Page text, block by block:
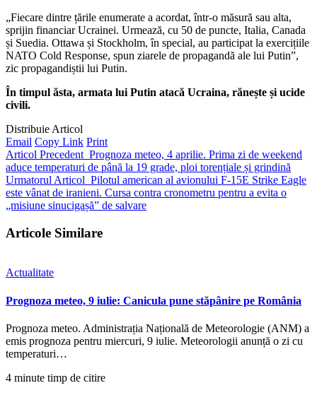
„Fiecare dintre țările enumerate a acordat, într-o măsură sau alta,
sprijin financiar Ucrainei. Urmează, cu 50 de puncte, Italia, Canada
și Suedia. Ottawa și Stockholm, în special, au participat la exercițiile
NATO Cold Response, spun ziarele de propagandă ale lui Putin”,
zic propagandiștii lui Putin.
În timpul ăsta, armata lui Putin atacă Ucraina, rănește și ucide
civili.
Distribuie Articol
Email Copy Link Print
Articol Precedent Prognoza meteo, 4 aprilie. Prima zi de weekend
aduce temperaturi de până la 19 grade, ploi torențiale și grindină
Urmatorul Articol Pilotul american al avionului F-15E Strike Eagle
este vânat de iranieni. Cursa contra cronometru pentru a evita o
„misiune sinucigașă” de salvare
Articole Similare
Actualitate
Prognoza meteo, 9 iulie: Canicula pune stăpânire pe România
Prognoza meteo. Administrația Națională de Meteorologie (ANM) a
emis prognoza pentru miercuri, 9 iulie. Meteorologii anunță o zi cu
temperaturi…
4 minute timp de citire